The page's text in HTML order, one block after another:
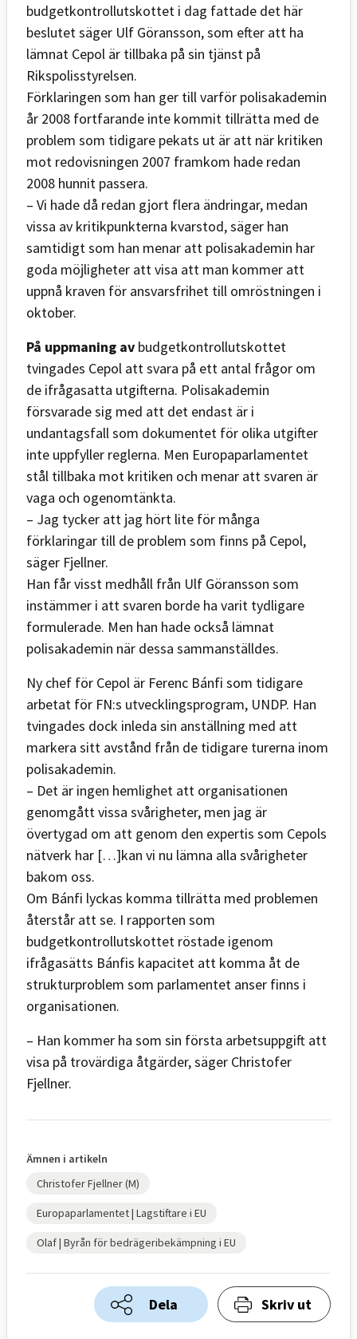
budgetkontrollutskottet i dag fattade det här
beslutet säger Ulf Göransson, som efter att ha
lämnat Cepol är tillbaka på sin tjänst på
Rikspolisstyrelsen.
Förklaringen som han ger till varför polisakademin
år 2008 fortfarande inte kommit tillrätta med de
problem som tidigare pekats ut är att när kritiken
mot redovisningen 2007 framkom hade redan
2008 hunnit passera.
– Vi hade då redan gjort flera ändringar, medan
vissa av kritikpunkterna kvarstod, säger han
samtidigt som han menar att polisakademin har
goda möjligheter att visa att man kommer att
uppnå kraven för ansvarsfrihet till omröstningen i
oktober.
På uppmaning av budgetkontrollutskottet
tvingades Cepol att svara på ett antal frågor om
de ifrågasatta utgifterna. Polisakademin
försvarade sig med att det endast är i
undantagsfall som dokumentet för olika utgifter
inte uppfyller reglerna. Men Europaparlamentet
stål tillbaka mot kritiken och menar att svaren är
vaga och ogenomtänkta.
– Jag tycker att jag hört lite för många
förklaringar till de problem som finns på Cepol,
säger Fjellner.
Han får visst medhåll från Ulf Göransson som
instämmer i att svaren borde ha varit tydligare
formulerade. Men han hade också lämnat
polisakademin när dessa sammanställdes.
Ny chef för Cepol är Ferenc Bánfi som tidigare
arbetat för FN:s utvecklingsprogram, UNDP. Han
tvingades dock inleda sin anställning med att
markera sitt avstånd från de tidigare turerna inom
polisakademin.
– Det är ingen hemlighet att organisationen
genomgått vissa svårigheter, men jag är
övertygad om att genom den expertis som Cepols
nätverk har […]kan vi nu lämna alla svårigheter
bakom oss.
Om Bánfi lyckas komma tillrätta med problemen
återstår att se. I rapporten som
budgetkontrollutskottet röstade igenom
ifrågasätts Bánfis kapacitet att komma åt de
strukturproblem som parlamentet anser finns i
organisationen.
– Han kommer ha som sin första arbetsuppgift att
visa på trovärdiga åtgärder, säger Christofer
Fjellner.
Ämnen i artikeln
Christofer Fjellner (M)
Europaparlamentet | Lagstiftare i EU
Olaf | Byrån för bedrägeribekämpning i EU
Dela Skriv ut